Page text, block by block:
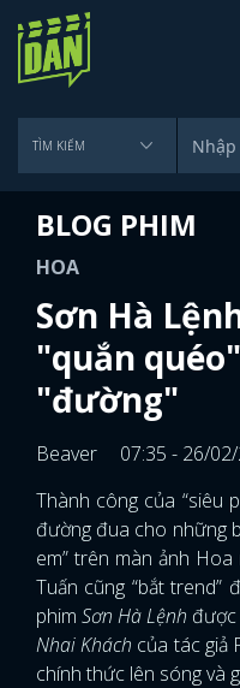
BLOG PHIM
HOA
Sơn Hà
"quắn
"đường"
Beaver
07:35 - 26/
Thành công của “siêu
đường đua cho những
em” trên màn ảnh
Tuấn cũng “bắt trend”
phim Sơn Hà Lệnh
Nhai Khách của tác giả
chính thức lên sóng và